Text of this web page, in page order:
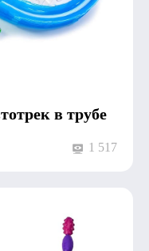
в трубе
1 517